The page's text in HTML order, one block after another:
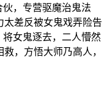
伙，专营驱魔治鬼法
差反被女鬼戏弄险告
将女鬼逐去，二人懵然
，方悟大师乃高人，